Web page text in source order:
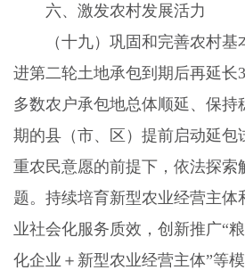
六、激发农村发展活力
（十九）巩固和完善农村基
进第二轮土地承包到期后再延长
多数农户承包地总体顺延、保持
期的县（市、区）提前启动延包
重农民意愿的前提下，依法探索
题。持续培育新型农业经营主体
业社会化服务质效，创新推广“
化企业＋新型农业经营主体”等